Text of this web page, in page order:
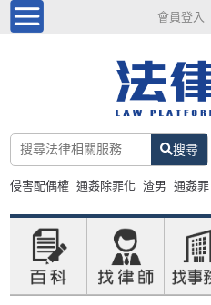
會員登入
搜尋
侵害配偶權 通姦除罪化 渣男 通姦罪